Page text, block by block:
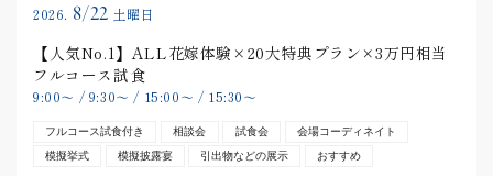
2026. 8/22 土曜日
【人気No.1】ALL花嫁体験×20大特典プラン×3万円相当
フルコース試食
9:00〜 / 9:30〜 / 15:00〜 / 15:30〜
フルコース試食付き 相談会 試食会
会場コーディネイト
模擬挙式
模擬披露宴 引出物などの展示 おすすめ